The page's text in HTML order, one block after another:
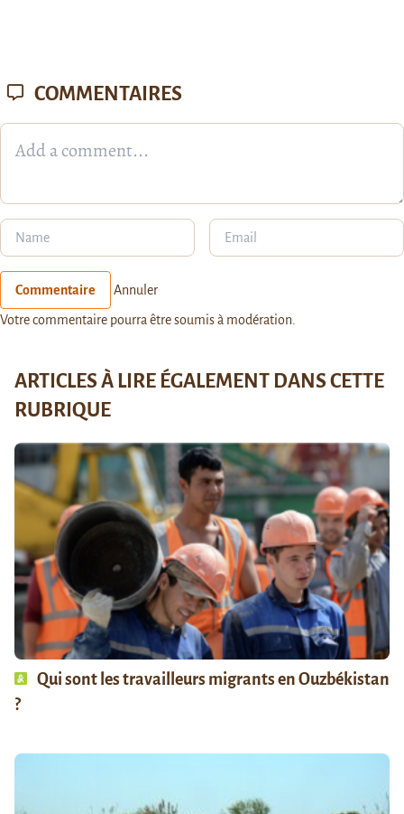
COMMENTAIRES
Commentaire Annuler
Votre commentaire pourra être soumis à modération.
ARTICLES À LIRE ÉGALEMENT DANS CETTE
RUBRIQUE
Qui sont les travailleurs migrants en Ouzbékistan
?